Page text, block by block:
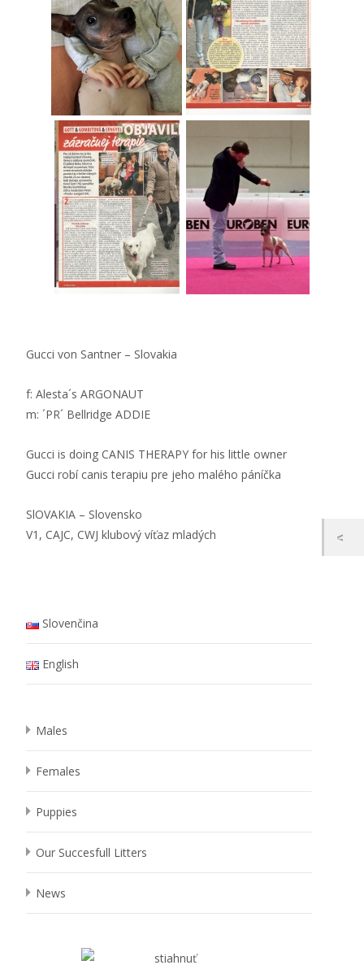
Gucci von Santner – Slovakia
f: Alesta´s ARGONAUT
m: ´PR´ Bellridge ADDIE
Gucci is doing CANIS THERAPY for his little owner
Gucci robí canis terapiu pre jeho malého páníčka
SlOVAKIA – Slovensko
V1, CAJC, CWJ klubový víťaz mladých
Slovenčina
English
Males
Females
Puppies
Our Succesfull Litters
News